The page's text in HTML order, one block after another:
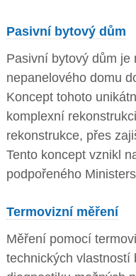
Pasivní bytový dům
Pasivní bytový dům je
nepanelového domu
Koncept tohoto
komplexní
rekonstrukce, přes
Tento koncept vznikl
podpořeného
Termovizní měření
Měření pomocí
technických vlastností